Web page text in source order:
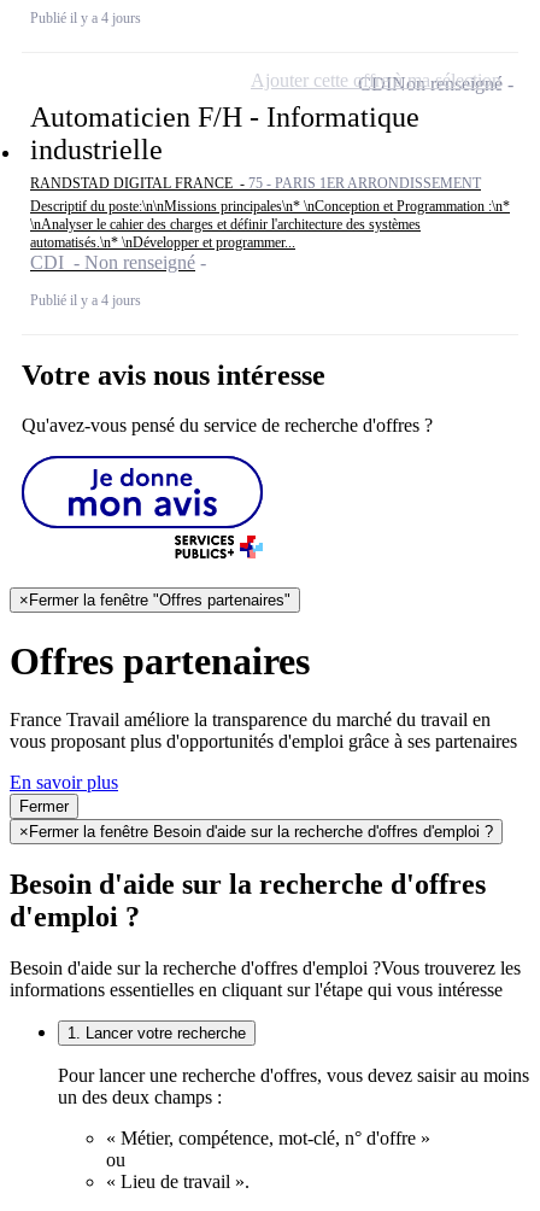
Publié il y a 4 jours
Automaticien F/H - Informatique
industrielle
RANDSTAD DIGITAL FRANCE - 75 - PARIS 1ER ARRONDISSEMENT
Descriptif du poste:\n\nMissions principales\n* \nConception et Programmation :\n*
\nAnalyser le cahier des charges et définir l'architecture des systèmes
automatisés.\n* \nDévelopper et programmer...
CDI - Non renseigné
Publié il y a 4 jours
CDINon renseigné
Ajouter cette offre à ma sélection
Votre avis nous intéresse
Qu'avez-vous pensé du service de recherche d'offres ?
× Fermer la fenêtre "Offres partenaires"
Offres partenaires
France Travail améliore la transparence du marché du travail en
vous proposant plus d'opportunités d'emploi grâce à ses partenaires
En savoir plus
Fermer
× Fermer la fenêtre Besoin d'aide sur la recherche d'offres d'emploi ?
Besoin d'aide sur la recherche d'offres
d'emploi ?
Besoin d'aide sur la recherche d'offres d'emploi ?Vous trouverez les
informations essentielles en cliquant sur l'étape qui vous intéresse
1. Lancer votre recherche
Pour lancer une recherche d'offres, vous devez saisir au moins
un des deux champs :
« Métier, compétence, mot-clé, n° d'offre »
ou
« Lieu de travail ».